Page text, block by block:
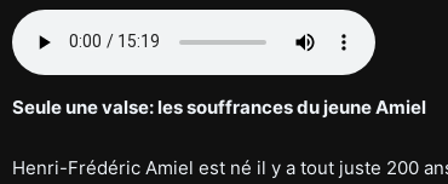
Seule une valse: les souffrances du jeune Amiel
Henri-Frédéric Amiel est né il y a tout juste 200